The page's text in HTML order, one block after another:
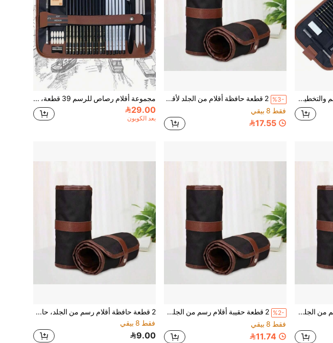
56 قطعة مجموعة أقلام الرسم والتخطيط الفني، لوازم فنان محترف مع أقلام وممحاة ومبراة وأقلام جرافيت، مثالية للرسم والتخطيط والتظليل والعودة إلى المدرسة %3-
2 قطعة حافظة أقلام من الجلد لأقلام الرسم، أقلام التلوين، طلاب الفنون
فقط 8 بيقي
17.55
مجموعة أقلام رصاص للرسم 39 قطعة، أقلام رسم، أدوات رسم وتلوين فنية احترافية، تشمل أقلام رصاص، مبراة أقلام، ممحاة، أعواد دمج، حقيبة أقلام محمولة، هدية رائعة لطلاب الفن والمبتدئين، العودة إلى المدرسة
29.00
بعد الكوبون
2 قطعة حقيبة أقلام رسم من الجلد، حامل أقلام ملونة للطلاب ومستلزمات الفن
%2-
2 قطعة حقيبة أقلام رسم من الجلد، حامل أقلام تلوين لمستلزمات الفن للطلاب
فقط 8 بيقي
11.74
2 قطعة حافظة أقلام رسم من الجلد، حامل أقلام ملونة للطلاب، موسم العودة إلى المدرسة
فقط 8 بيقي
9.00